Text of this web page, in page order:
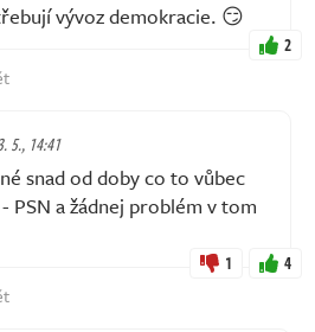
vývoz demokracie. 😏
2
5., 14:41
snad od doby co to vůbec
PSN a žádnej problém v tom
1 4